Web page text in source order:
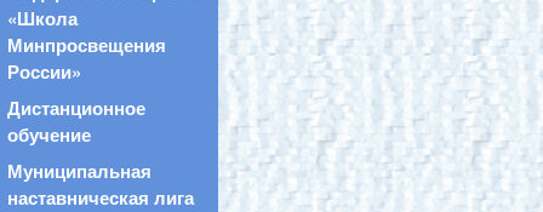
«Школа
Минпросвещения
России»
Дистанционное
обучение
Муниципальная
наставническая лига